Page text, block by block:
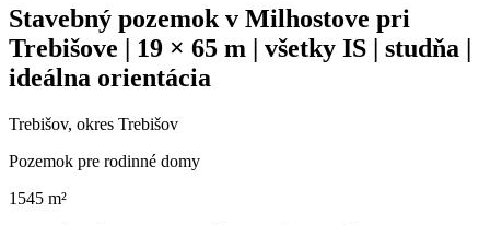
Stavebný pozemok v Milhostove pri
Trebišove | 19 × 65 m | všetky IS | studňa |
ideálna orientácia
Trebišov, okres Trebišov
Pozemok pre rodinné domy
1545 m²